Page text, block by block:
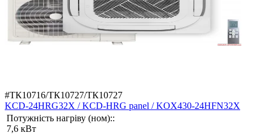
#ТК10716/ТК10727/ТК10727
KCD-24HRG32X / KCD-HRG panel / KOX430-24HFN32X
Потужність нагріву (ном)::
7,6 кВт